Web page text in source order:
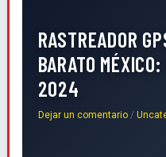
RASTREADOR
BARATO
2024
Dejar un comentario /